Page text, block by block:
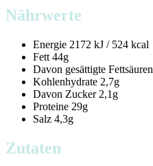
Nährwerte
Energie 2172 kJ / 524 kcal
Fett 44g
Davon gesättigte Fettsäuren
Kohlenhydrate 2,7g
Davon Zucker 2,1g
Proteine 29g
Salz 4,3g
Zutaten